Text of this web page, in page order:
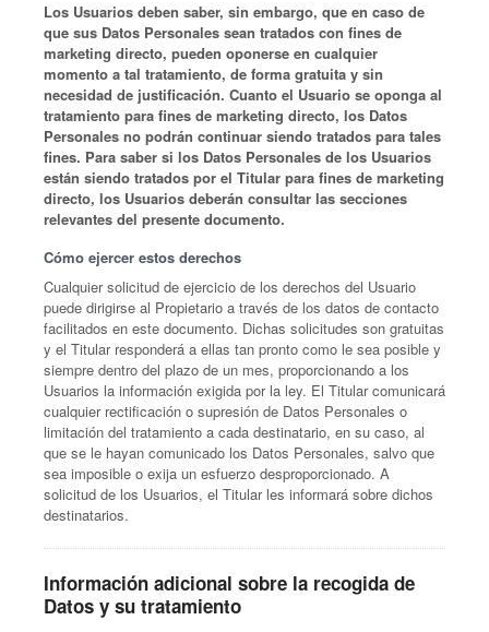
Los Usuarios deben saber, sin embargo, que en caso de
que sus Datos Personales sean tratados con fines de
marketing directo, pueden oponerse en cualquier
momento a tal tratamiento, de forma gratuita y sin
necesidad de justificación. Cuanto el Usuario se oponga al
tratamiento para fines de marketing directo, los Datos
Personales no podrán continuar siendo tratados para tales
fines. Para saber si los Datos Personales de los Usuarios
están siendo tratados por el Titular para fines de marketing
directo, los Usuarios deberán consultar las secciones
relevantes del presente documento.
Cómo ejercer estos derechos
Cualquier solicitud de ejercicio de los derechos del Usuario
puede dirigirse al Propietario a través de los datos de contacto
facilitados en este documento. Dichas solicitudes son gratuitas
y el Titular responderá a ellas tan pronto como le sea posible y
siempre dentro del plazo de un mes, proporcionando a los
Usuarios la información exigida por la ley. El Titular comunicará
cualquier rectificación o supresión de Datos Personales o
limitación del tratamiento a cada destinatario, en su caso, al
que se le hayan comunicado los Datos Personales, salvo que
sea imposible o exija un esfuerzo desproporcionado. A
solicitud de los Usuarios, el Titular les informará sobre dichos
destinatarios.
Información adicional sobre la recogida de
Datos y su tratamiento